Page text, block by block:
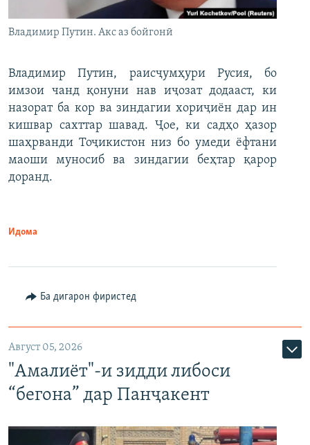
Владимир Путин. Акс аз бойгонӣ
Владимир Путин, раисҷумҳури Русия, бо
имзои чанд қонуни нав иҷозат додааст, ки
назорат ба кор ва зиндагии хориҷиён дар ин
кишвар сахттар шавад. Ҷое, ки садҳо ҳазор
шаҳрванди Тоҷикистон низ бо умеди ёфтани
маоши муносиб ва зиндагии беҳтар қарор
доранд.
Идома
Ба дигарон фиристед
Август 05, 2026
"Амалиёт"-и зидди либоси
“бегона” дар Панҷакент